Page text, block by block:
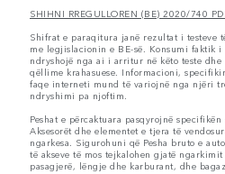
SHIHNI RREGULLOREN (BE) 2020/740
Shifrat e paraqitura janë rezultat i testeve
me legjislacionin e BE-së. Konsumi faktik
ndryshojë nga ai i arritur në këto teste
qëllime krahasuese. Informacioni,
faqe interneti mund të variojnë nga njëri
ndryshimi pa njoftim.
Peshat e përcaktuara pasqyrojnë
Aksesorët dhe elementet e tjera të
ngarkesa. Sigurohuni që Pesha bruto e
të akseve të mos tejkalohen gjatë
pasagjerë, lëngje dhe karburant, dhe